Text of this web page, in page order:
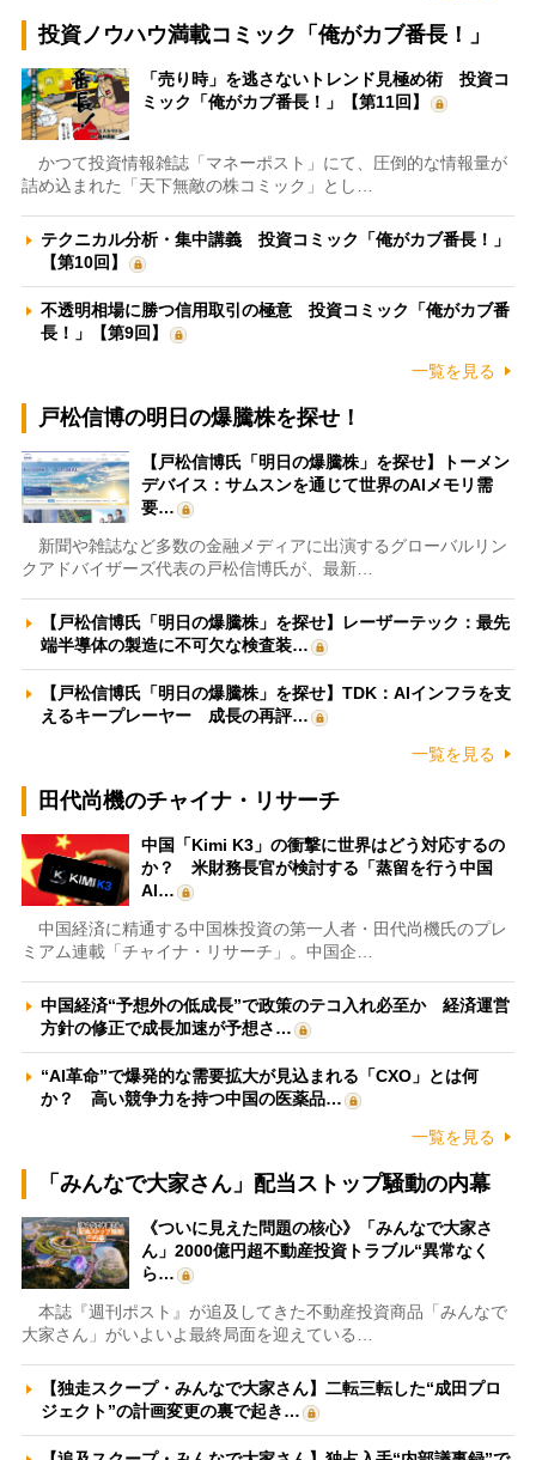
投資ノウハウ満載コミック「俺がカブ番長！」
「売り時」を逃さないトレンド見極め術 投資コ
ミック「俺がカブ番長！」【第11回】
かつて投資情報雑誌「マネーポスト」にて、圧倒的な情報量が
詰め込まれた「天下無敵の株コミック」とし…
テクニカル分析・集中講義 投資コミック「俺がカブ番長！」
【第10回】
不透明相場に勝つ信用取引の極意 投資コミック「俺がカブ番
長！」【第9回】
一覧を見る
戸松信博の明日の爆騰株を探せ！
【戸松信博氏「明日の爆騰株」を探せ】トーメン
デバイス：サムスンを通じて世界のAIメモリ需
要…
新聞や雑誌など多数の金融メディアに出演するグローバルリン
クアドバイザーズ代表の戸松信博氏が、最新…
【戸松信博氏「明日の爆騰株」を探せ】レーザーテック：最先
端半導体の製造に不可欠な検査装…
【戸松信博氏「明日の爆騰株」を探せ】TDK：AIインフラを支
えるキープレーヤー 成長の再評…
一覧を見る
田代尚機のチャイナ・リサーチ
中国「Kimi K3」の衝撃に世界はどう対応するの
か？ 米財務長官が検討する「蒸留を行う中国
AI…
中国経済に精通する中国株投資の第一人者・田代尚機氏のプレ
ミアム連載「チャイナ・リサーチ」。中国企…
中国経済“予想外の低成長”で政策のテコ入れ必至か 経済運営
方針の修正で成長加速が予想さ…
“AI革命”で爆発的な需要拡大が見込まれる「CXO」とは何
か？ 高い競争力を持つ中国の医薬品…
一覧を見る
「みんなで大家さん」配当ストップ騒動の内幕
《ついに見えた問題の核心》「みんなで大家さ
ん」2000億円超不動産投資トラブル“異常なく
ら…
本誌『週刊ポスト』が追及してきた不動産投資商品「みんなで
大家さん」がいよいよ最終局面を迎えている…
【独走スクープ・みんなで大家さん】二転三転した“成田プロ
ジェクト”の計画変更の裏で起き…